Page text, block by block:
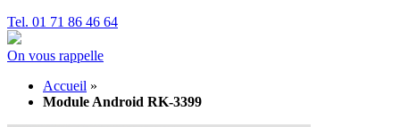
Tel. 01 71 86 46 64
On vous rappelle
Accueil »
Module Android RK-3399